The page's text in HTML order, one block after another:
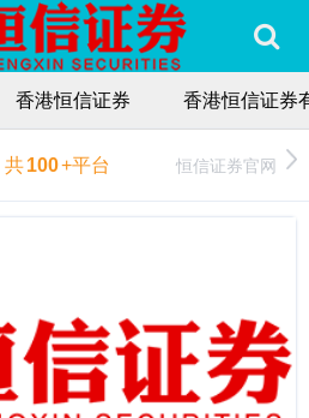
香港恒信证券 香港恒信证券
共100+平台 恒信证券官网